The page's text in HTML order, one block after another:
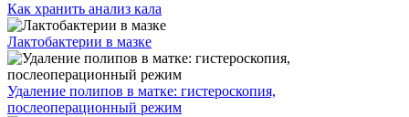
Как хранить анализ кала
Лактобактерии в мазке
Удаление полипов в матке: гистероскопия,
послеоперационный режим